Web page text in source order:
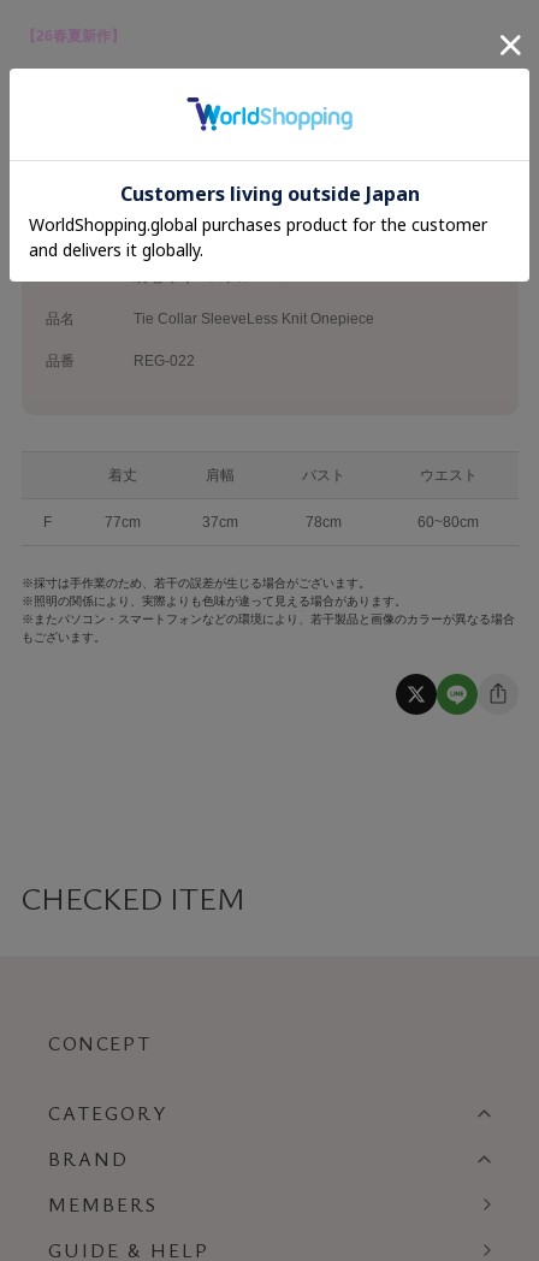
【26春夏新作】
26SS
素材
本体 アクリル55％ コットン45％
品名 Tie Collar SleeveLess Knit Onepiece
品番 REG-022
着丈 肩幅 バスト ウエスト
F 77cm 37cm 78cm 60~80cm
※採寸は手作業のため、若干の誤差が生じる場合がございます。
※照明の関係により、実際よりも色味が違って見える場合があります。
※またパソコン・スマートフォンなどの環境により、若干製品と画像のカラーが異なる場合
もございます。
CHECKED ITEM
CONCEPT
CATEGORY
BRAND
MEMBERS
GUIDE & HELP